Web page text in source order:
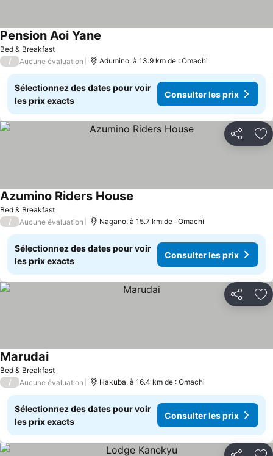
Bed & Breakfast
Pension Aoi Yane
/ Aucune évaluation Adumino, à 13.9 km de : Omachi
Sélectionnez des dates pour voir
les prix exacts
Consulter les prix
Partager
Bed & Breakfast
Azumino Riders House
/ Aucune évaluation Nagano, à 15.7 km de : Omachi
Sélectionnez des dates pour voir
les prix exacts
Consulter les prix
Partager
Bed & Breakfast
Marudai
/ Aucune évaluation Hakuba, à 16.4 km de : Omachi
Sélectionnez des dates pour voir
les prix exacts
Consulter les prix